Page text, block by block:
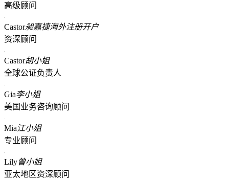
高级顾问
Castor昶嘉捷海外注册开户
资深顾问
Castor胡小姐
全球公证负责人
Gia李小姐
美国业务咨询顾问
Mia江小姐
专业顾问
Lily曾小姐
亚太地区资深顾问